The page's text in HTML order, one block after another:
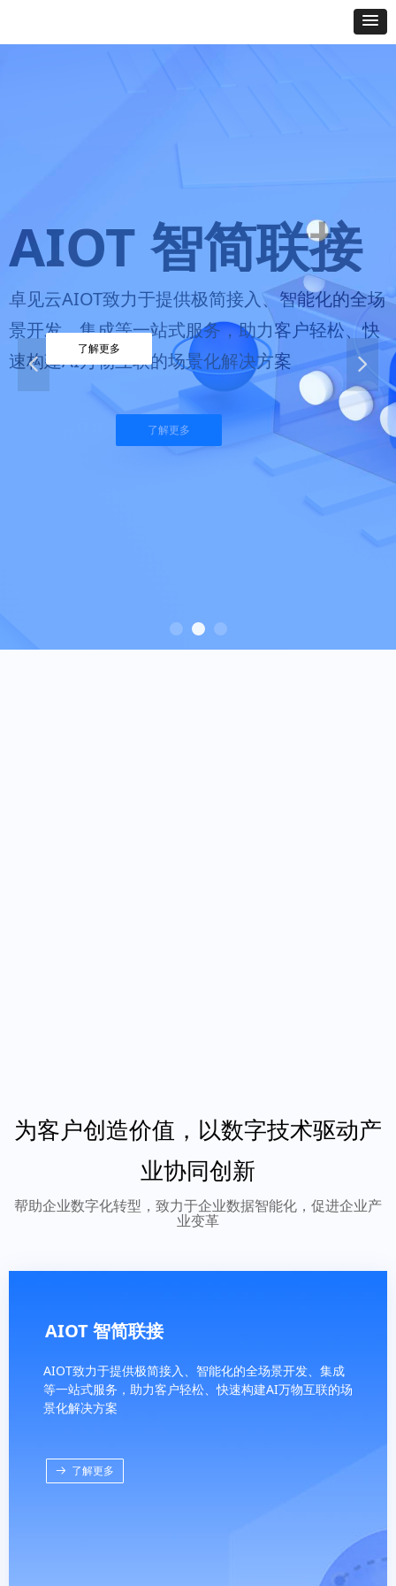
AIOT 智简联接
卓见云AIOT致力于提供极简接入、智能化的全场
景开发、集成等一站式服务，助力客户轻松、快
速构建AI万物互联的场景化解决方案
了解更多
短信API
短信API服务支持全球各地区以及各种不同场景
的推广群发，帮助企业提升品牌影响和推动业务
发展
了解更多
넳 넲
为客户创造价值，以数字技术驱动产
业协同创新
帮助企业数字化转型，致力于企业数据智能化，促进企业产
业变革
AIOT 智简联接
AIOT致力于提供极简接入、智能化的全场景开发、集成
等一站式服务，助力客户轻松、快速构建AI万物互联的场
景化解决方案
뀠 了解更多
了解更多